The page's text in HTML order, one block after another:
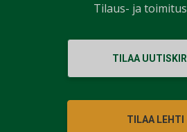
TILAA
TILAA LEHTI
Tilaus- ja